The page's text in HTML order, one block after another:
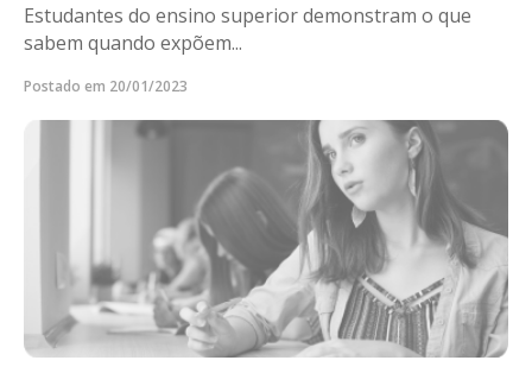
Estudantes do ensino superior demonstram o que
sabem quando expõem...
Postado em 20/01/2023